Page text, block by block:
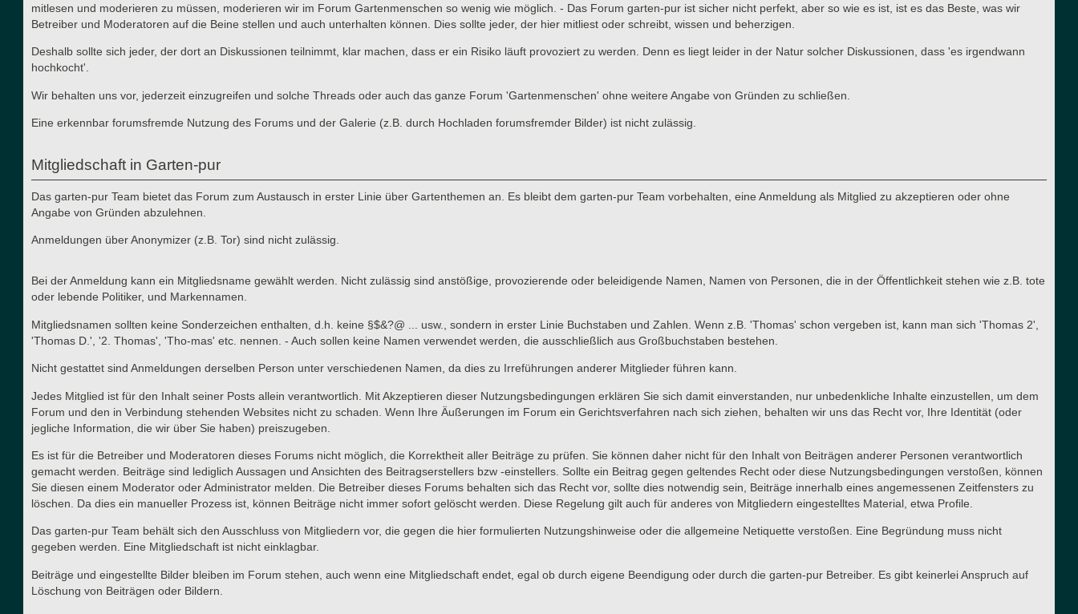
mitlesen und moderieren zu müssen, moderieren wir im Forum Gartenmenschen so wenig wie möglich. - Das Forum garten-pur ist sicher nicht perfekt, aber so wie es ist, ist es das Beste, was wir
Betreiber und Moderatoren auf die Beine stellen und auch unterhalten können. Dies sollte jeder, der hier mitliest oder schreibt, wissen und beherzigen.
Deshalb sollte sich jeder, der dort an Diskussionen teilnimmt, klar machen, dass er ein Risiko läuft provoziert zu werden. Denn es liegt leider in der Natur solcher Diskussionen, dass 'es irgendwann
hochkocht'.
Wir behalten uns vor, jederzeit einzugreifen und solche Threads oder auch das ganze Forum 'Gartenmenschen' ohne weitere Angabe von Gründen zu schließen.
Eine erkennbar forumsfremde Nutzung des Forums und der Galerie (z.B. durch Hochladen forumsfremder Bilder) ist nicht zulässig.
Mitgliedschaft in Garten-pur
Das garten-pur Team bietet das Forum zum Austausch in erster Linie über Gartenthemen an. Es bleibt dem garten-pur Team vorbehalten, eine Anmeldung als Mitglied zu akzeptieren oder ohne
Angabe von Gründen abzulehnen.
Anmeldungen über Anonymizer (z.B. Tor) sind nicht zulässig.
Bei der Anmeldung kann ein Mitgliedsname gewählt werden. Nicht zulässig sind anstößige, provozierende oder beleidigende Namen, Namen von Personen, die in der Öffentlichkeit stehen wie z.B. tote
oder lebende Politiker, und Markennamen.
Mitgliedsnamen sollten keine Sonderzeichen enthalten, d.h. keine §$&?@ ... usw., sondern in erster Linie Buchstaben und Zahlen. Wenn z.B. 'Thomas' schon vergeben ist, kann man sich 'Thomas 2',
'Thomas D.', '2. Thomas', 'Tho-mas' etc. nennen. - Auch sollen keine Namen verwendet werden, die ausschließlich aus Großbuchstaben bestehen.
Nicht gestattet sind Anmeldungen derselben Person unter verschiedenen Namen, da dies zu Irreführungen anderer Mitglieder führen kann.
Jedes Mitglied ist für den Inhalt seiner Posts allein verantwortlich. Mit Akzeptieren dieser Nutzungsbedingungen erklären Sie sich damit einverstanden, nur unbedenkliche Inhalte einzustellen, um dem
Forum und den in Verbindung stehenden Websites nicht zu schaden. Wenn Ihre Äußerungen im Forum ein Gerichtsverfahren nach sich ziehen, behalten wir uns das Recht vor, Ihre Identität (oder
jegliche Information, die wir über Sie haben) preiszugeben.
Es ist für die Betreiber und Moderatoren dieses Forums nicht möglich, die Korrektheit aller Beiträge zu prüfen. Sie können daher nicht für den Inhalt von Beiträgen anderer Personen verantwortlich
gemacht werden. Beiträge sind lediglich Aussagen und Ansichten des Beitragserstellers bzw -einstellers. Sollte ein Beitrag gegen geltendes Recht oder diese Nutzungsbedingungen verstoßen, können
Sie diesen einem Moderator oder Administrator melden. Die Betreiber dieses Forums behalten sich das Recht vor, sollte dies notwendig sein, Beiträge innerhalb eines angemessenen Zeitfensters zu
löschen. Da dies ein manueller Prozess ist, können Beiträge nicht immer sofort gelöscht werden. Diese Regelung gilt auch für anderes von Mitgliedern eingestelltes Material, etwa Profile.
Das garten-pur Team behält sich den Ausschluss von Mitgliedern vor, die gegen die hier formulierten Nutzungshinweise oder die allgemeine Netiquette verstoßen. Eine Begründung muss nicht
gegeben werden. Eine Mitgliedschaft ist nicht einklagbar.
Beiträge und eingestellte Bilder bleiben im Forum stehen, auch wenn eine Mitgliedschaft endet, egal ob durch eigene Beendigung oder durch die garten-pur Betreiber. Es gibt keinerlei Anspruch auf
Löschung von Beiträgen oder Bildern.